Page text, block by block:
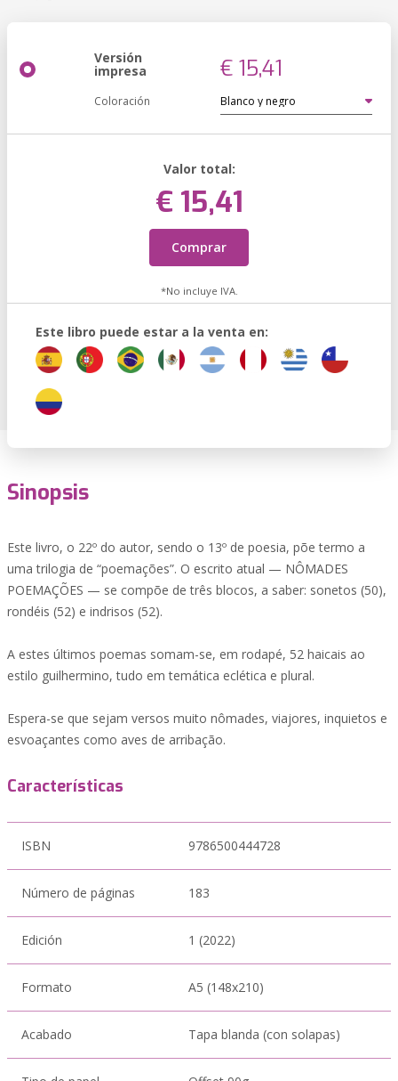
Versión
impresa € 15,41
Coloración
Valor total:
€ 15,41
Comprar
*No incluye IVA.
Este libro puede estar a la venta en:
Sinopsis
Este livro, o 22º do autor, sendo o 13º de poesia, põe termo a
uma trilogia de “poemações”. O escrito atual — NÔMADES
POEMAÇÕES — se compõe de três blocos, a saber: sonetos (50),
rondéis (52) e indrisos (52).
A estes últimos poemas somam-se, em rodapé, 52 haicais ao
estilo guilhermino, tudo em temática eclética e plural.
Espera-se que sejam versos muito nômades, viajores, inquietos e
esvoaçantes como aves de arribação.
Características
ISBN 9786500444728
Número de páginas 183
Edición 1 (2022)
Formato A5 (148x210)
Acabado Tapa blanda (con solapas)